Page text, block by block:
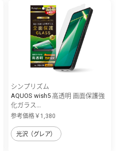
シンプリズム
AQUOS wish5 高透明 画面保護強
化ガラス...
参考価格￥1,380
光沢（グレア）